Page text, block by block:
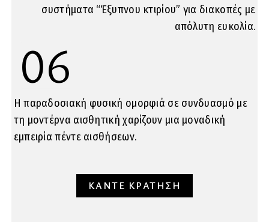
συστήματα “Έξυπνου κτιρίου” για διακοπές με
απόλυτη ευκολία.
06
Η παραδοσιακή φυσική ομορφιά σε συνδυασμό με
τη μοντέρνα αισθητική χαρίζουν μια μοναδική
εμπειρία πέντε αισθήσεων.
ΚΑΝΤΕ ΚΡΑΤΗΣΗ